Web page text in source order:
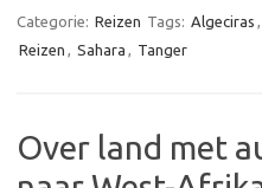
Categorie: Reizen Tags: Algeciras
Reizen
Sahara Tanger
Over land met